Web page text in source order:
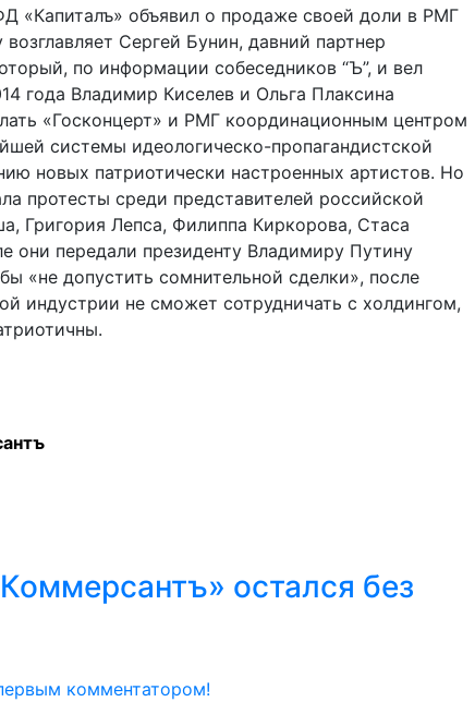
«Капиталъ» объявил о продаже своей доли в РМГ
Сергей Бунин, давний партнер
по информации собеседников “Ъ”, и вел
года Владимир Киселев и Ольга Плаксина
«Госконцерт» и РМГ координационным центром
системы идеологическо-пропагандистской
новых патриотически настроенных артистов. Но
протесты среди представителей российской
Григория Лепса, Филиппа Киркорова, Стаса
они передали президенту Владимиру Путину
«не допустить сомнительной сделки», после
индустрии не сможет сотрудничать с холдингом,
остался без
комментатором!